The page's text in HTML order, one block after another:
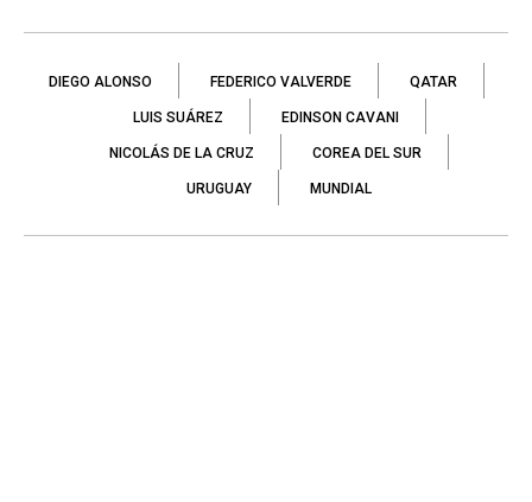
DIEGO ALONSO FEDERICO VALVERDE QATAR
LUIS SUÁREZ EDINSON CAVANI
NICOLÁS DE LA CRUZ COREA DEL SUR
URUGUAY MUNDIAL